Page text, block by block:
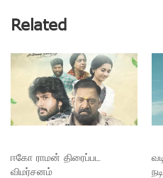
Related
ஈகோ ராமன் திரைப்பட
விமர்சனம்